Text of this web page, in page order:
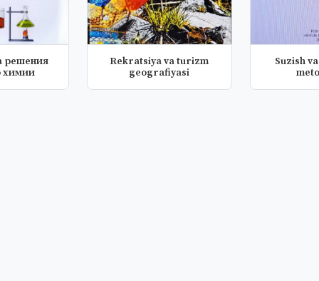
решения
химии
Rekratsiya va turizm
geografiyasi
Suzish